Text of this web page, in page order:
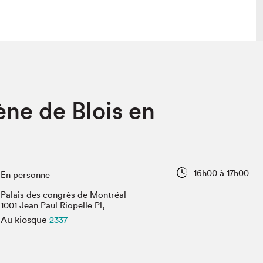
Programmation dans la ville
de Blois en
En personne
16h00 à 17h00
Palais des congrès de Montréal
1001 Jean Paul Riopelle Pl,
Au kiosque 2337